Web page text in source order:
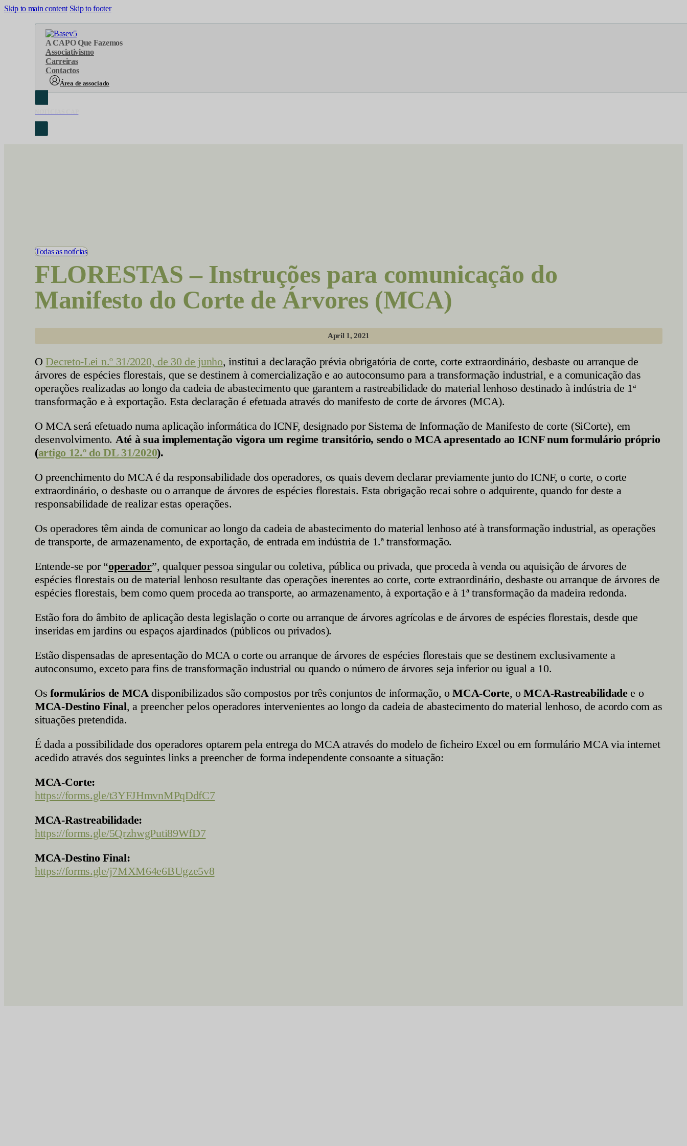
Skip to main content Skip to footer
A CAPO Que Fazemos
Associativismo
Carreiras
Contactos
Área de associado
Todas as notícias
FLORESTAS – Instruções para comunicação do
Manifesto do Corte de Árvores (MCA)
April 1, 2021
ODecreto-Lei n.º 31/2020, de 30 de junho, institui a declaração prévia obrigatória de corte, corte extraordinário, desbaste ou arranque de
árvores de espécies florestais, que se destinem à comercialização e ao autoconsumo para a transformação industrial, e a comunicação das
operações realizadas ao longo da cadeia de abastecimento que garantem a rastreabilidade do material lenhoso destinado à indústria de 1ª
transformação e à exportação. Esta declaração é efetuada através do manifesto de corte de árvores (MCA).
O MCA será efetuado numa aplicação informática do ICNF, designado por Sistema de Informação de Manifesto de corte (SiCorte), em
desenvolvimento. Até à sua implementação vigora um regime transitório, sendo o MCA apresentado ao ICNF num formulário próprio
(artigo 12.º do DL 31/2020).
O preenchimento do MCA é da responsabilidade dos operadores, os quais devem declarar previamente junto do ICNF, o corte, o corte
extraordinário, o desbaste ou o arranque de árvores de espécies florestais. Esta obrigação recai sobre o adquirente, quando for deste a
responsabilidade de realizar estas operações.
Os operadores têm ainda de comunicar ao longo da cadeia de abastecimento do material lenhoso até à transformação industrial, as operações
de transporte, de armazenamento, de exportação, de entrada em indústria de 1.ª transformação.
Entende-se por “operador”, qualquer pessoa singular ou coletiva, pública ou privada, que proceda à venda ou aquisição de árvores de
espécies florestais ou de material lenhoso resultante das operações inerentes ao corte, corte extraordinário, desbaste ou arranque de árvores de
espécies florestais, bem como quem proceda ao transporte, ao armazenamento, à exportação e à 1ª transformação da madeira redonda.
Estão fora do âmbito de aplicação desta legislação o corte ou arranque de árvores agrícolas e de árvores de espécies florestais, desde que
inseridas em jardins ou espaços ajardinados (públicos ou privados).
Estão dispensadas de apresentação do MCA o corte ou arranque de árvores de espécies florestais que se destinem exclusivamente a
autoconsumo, exceto para fins de transformação industrial ou quando o número de árvores seja inferior ou igual a 10.
Osformulários de MCAdisponibilizados são compostos por três conjuntos de informação, oMCA-Corte, oMCA-Rastreabilidadee o
MCA-Destino Final, a preencher pelos operadores intervenientes ao longo da cadeia de abastecimento do material lenhoso, de acordo com as
situações pretendida.
É dada a possibilidade dos operadores optarem pela entrega do MCA através do modelo de ficheiro Excel ou em formulário MCA via internet
acedido através dos seguintes links a preencher de forma independente consoante a situação:
MCA-Corte:
https://forms.gle/t3YFJHmvnMPqDdfC7
MCA-Rastreabilidade:
https://forms.gle/5QrzhwgPuti89WfD7
MCA-Destino Final:
https://forms.gle/j7MXM64e6BUgze5v8